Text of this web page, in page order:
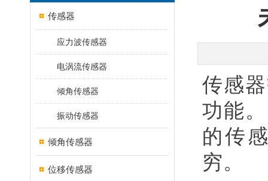
传感器
应力波传感器
电涡流传感器
倾角传感器
振动传感器
倾角传感器
位移传感器
传感
功能
的传
穷。